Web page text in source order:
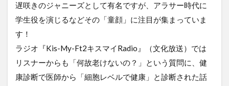
遅咲きのジャニーズとして有名ですが、アラサー時代に
学生役を演じるなどその「童顔」に注目が集まっていま
す！
ラジオ『Kis-My-Ft2キスマイRadio』（文化放送）では
リスナーからも「何故老けないの？」という質問に、健
康診断で医師から「細胞レベルで健康」と診断された話